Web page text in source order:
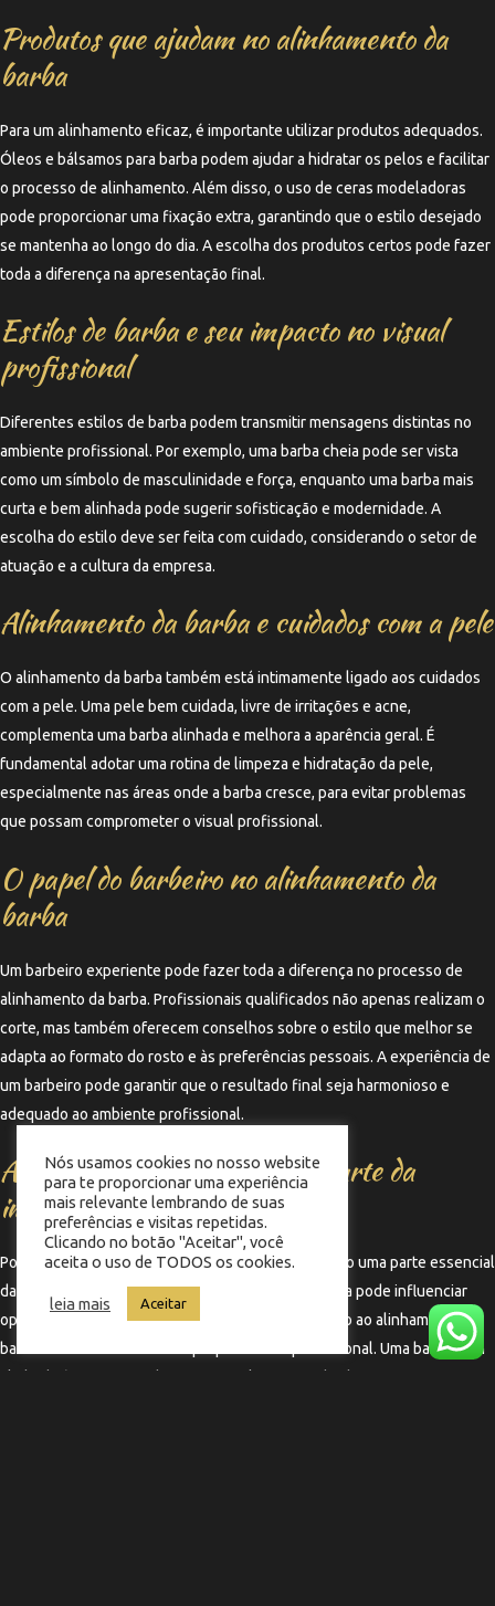
Produtos que ajudam no alinhamento da
barba
Para um alinhamento eficaz, é importante utilizar produtos adequados.
Óleos e bálsamos para barba podem ajudar a hidratar os pelos e facilitar
o processo de alinhamento. Além disso, o uso de ceras modeladoras
pode proporcionar uma fixação extra, garantindo que o estilo desejado
se mantenha ao longo do dia. A escolha dos produtos certos pode fazer
toda a diferença na apresentação final.
Estilos de barba e seu impacto no visual
profissional
Diferentes estilos de barba podem transmitir mensagens distintas no
ambiente profissional. Por exemplo, uma barba cheia pode ser vista
como um símbolo de masculinidade e força, enquanto uma barba mais
curta e bem alinhada pode sugerir sofisticação e modernidade. A
escolha do estilo deve ser feita com cuidado, considerando o setor de
atuação e a cultura da empresa.
Alinhamento da barba e cuidados com a pele
O alinhamento da barba também está intimamente ligado aos cuidados
com a pele. Uma pele bem cuidada, livre de irritações e acne,
complementa uma barba alinhada e melhora a aparência geral. É
fundamental adotar uma rotina de limpeza e hidratação da pele,
especialmente nas áreas onde a barba cresce, para evitar problemas
que possam comprometer o visual profissional.
O papel do barbeiro no alinhamento da
barba
Um barbeiro experiente pode fazer toda a diferença no processo de
alinhamento da barba. Profissionais qualificados não apenas realizam o
corte, mas também oferecem conselhos sobre o estilo que melhor se
adapta ao formato do rosto e às preferências pessoais. A experiência de
um barbeiro pode garantir que o resultado final seja harmonioso e
adequado ao ambiente profissional.
Alinhamento da barba como parte da
imagem pessoal
Por fim, o alinhamento da barba deve ser visto como uma parte essencial
da imagem pessoal. Em um mundo onde a aparência pode influenciar
oportunidades de carreira, dedicar tempo e atenção ao alinhamento da
barba é um investimento no próprio futuro profissional. Uma barba bem
Nós usamos cookies no nosso website
para te proporcionar uma experiência
mais relevante lembrando de suas
preferências e visitas repetidas.
Clicando no botão "Aceitar", você
aceita o uso de TODOS os cookies.
leia mais Aceitar